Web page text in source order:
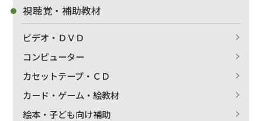
視聴覚・補助教材
ビデオ・ＤＶＤ
コンピューター
カセットテープ・ＣＤ
カード・ゲーム・絵教材
絵本・子ども向け補助